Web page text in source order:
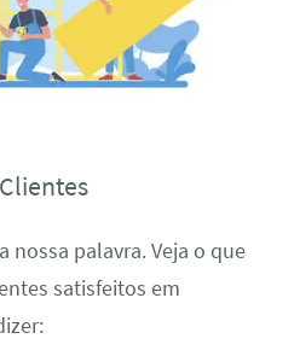
nossa palavra. Veja o que
satisfeitos em